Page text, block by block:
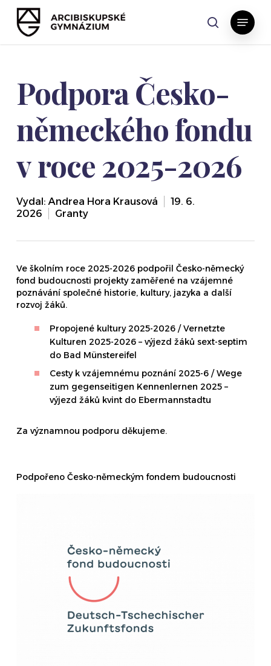
Skip
main
search
Menu
Podpora Česko-
německého fondu
v roce 2025-2026
Vydal:Andrea Hora Krausová
19. 6.
2026
Granty
Ve školním roce 2025-2026 podpořil Česko-německý
fond budoucnosti projekty zaměřené na vzájemné
poznávání společné historie, kultury, jazyka a další
rozvoj žáků.
Propojené kultury 2025-2026 / Vernetzte
Kulturen 2025-2026 – výjezd žáků sext-septim
do Bad Münstereifel
Cesty k vzájemnému poznání 2025-6 / Wege
zum gegenseitigen Kennenlernen 2025 –
výjezd žáků kvint do Ebermannstadtu
Za významnou podporu děkujeme.
Podpořeno Česko-německým fondem budoucnosti